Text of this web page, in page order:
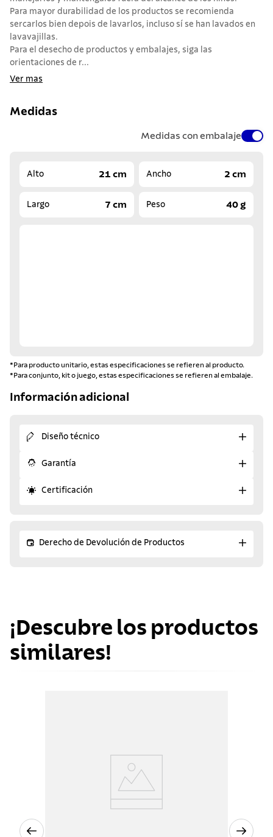
Para mayor durabilidad de los productos se recomienda
sercarlos bien depois de lavarlos, incluso sí se han lavados en
lavavajillas.
Para el desecho de productos y embalajes, siga las
orientaciones de r...
Ver mas
Medidas
Medidas con embalaje
Alto 21 cm Ancho 2 cm
Largo 7 cm Peso 40 g
*Para producto unitario, estas especificaciones se refieren al producto.
*Para conjunto, kit o juego, estas especificaciones se refieren al embalaje.
Información adicional
Diseño técnico
Garantía
Certificación
Derecho de Devolución de Productos
¡Descubre los productos
similares!